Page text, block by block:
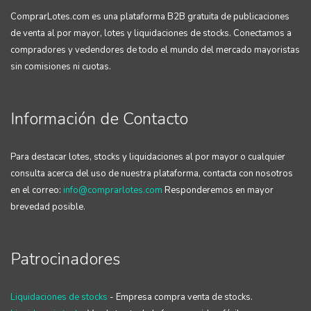
ComprarLotes.com es una plataforma B2B gratuita de publicaciones
de venta al por mayor, lotes y liquidaciones de stocks. Conectamos a
compradores y vedendores de todo el mundo del mercado mayoristas
sin comisiones ni cuotas.
Información de Contacto
Para destacar lotes, stocks y liquidaciones al por mayor o cualquier
consulta acerca del uso de nuestra plataforma, contacta con nosotros
en el correo: info@comprarlotes.com Responderemos en mayor
brevedad posible.
Patrocinadores
Liquidaciones de stocks - Empresa compra venta de stocks.